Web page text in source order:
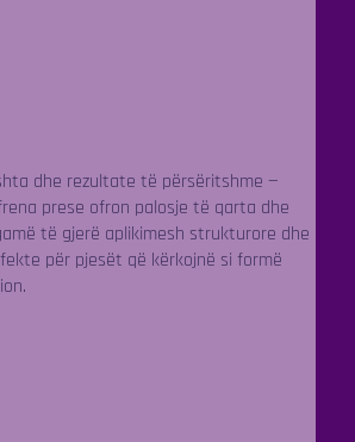
dhe rezultate të përsëritshme —
prese ofron palosje të qarta dhe
të gjerë aplikimesh strukturore dhe
për pjesët që kërkojnë si formë